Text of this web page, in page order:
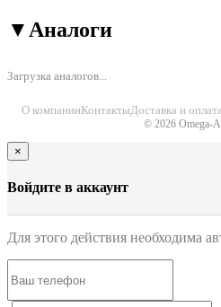
▼ Аналоги
Загрузка аналогов...
О компанииКонтактыДоставка и оплата
© 2026 Omega-
×
Войдите в аккаунт
Для этого действия необходима